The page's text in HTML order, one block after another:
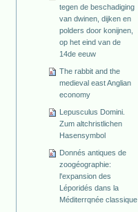
tegen de beschadiging
van dwinen, dijken en
polders door konijnen,
op het eind van de
14de eeuw
The rabbit and the
medieval east Anglian
economy
Lepusculus Domini.
Zum altchristlichen
Hasensymbol
Donnés antiques de
zoogéographie:
l'expansion des
Léporidés dans la
Méditerrqnée classique